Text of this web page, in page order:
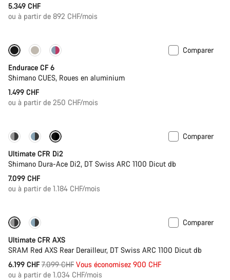
5.349 CHF
ou à partir de 892 CHF/mois
Nouveau
Comparer
Endurace CF 6
Shimano CUES, Roues en aluminium
1.499 CHF
ou à partir de 250 CHF/mois
PACE Bar Nouvelle couleur disponible
Comparer
Ultimate CFR Di2
Shimano Dura-Ace Di2, DT Swiss ARC 1100 Dicut db
7.099 CHF
ou à partir de 1.184 CHF/mois
-13%
Comparer
Ultimate CFR AXS
SRAM Red AXS Rear Derailleur, DT Swiss ARC 1100 Dicut db
6.199 CHF Prix
7.099 CHF Vous économisez 900 CHF
ou à partir de 1.034 CHF/mois